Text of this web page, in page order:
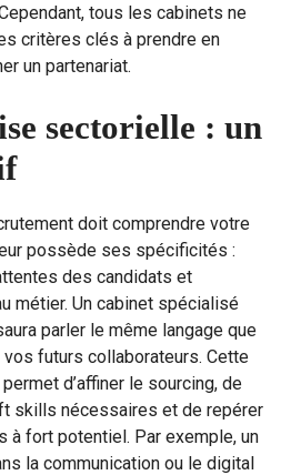
tous les cabinets ne
critères clés à prendre en
un partenariat.
sectorielle : un
doit comprendre votre
possède ses spécificités :
des candidats et
métier. Un cabinet spécialisé
parler le même langage que
futurs collaborateurs. Cette
d’affiner le sourcing, de
skills nécessaires et de repérer
à fort potentiel. Par exemple, un
la communication ou le digital